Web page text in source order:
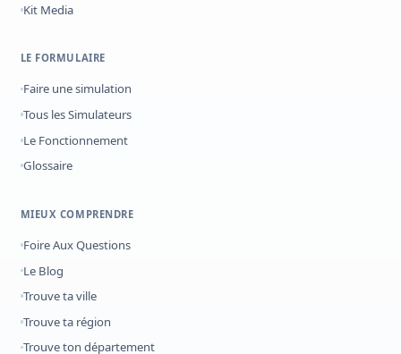
Kit Media
LE FORMULAIRE
Faire une simulation
Tous les Simulateurs
Le Fonctionnement
Glossaire
MIEUX COMPRENDRE
Foire Aux Questions
Le Blog
Trouve ta ville
Trouve ta région
Trouve ton département